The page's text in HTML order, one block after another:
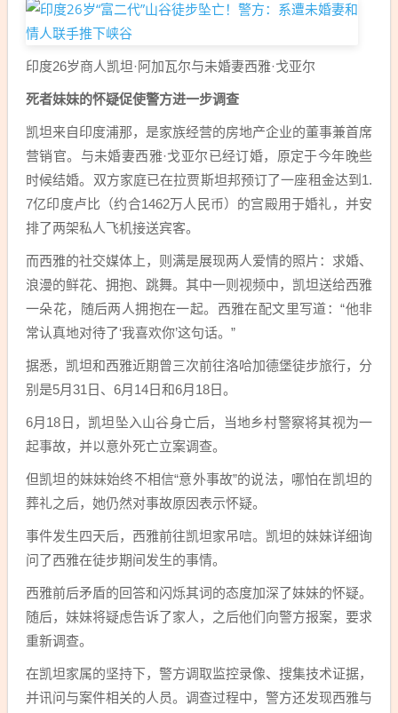
印度26岁商人凯坦·阿加瓦尔与未婚妻西雅·戈亚尔
死者妹妹的怀疑促使警方进一步调查
凯坦来自印度浦那，是家族经营的房地产企业的董事兼首席
营销官。与未婚妻西雅·戈亚尔已经订婚，原定于今年晚些
时候结婚。双方家庭已在拉贾斯坦邦预订了一座租金达到1.
7亿印度卢比（约合1462万人民币）的宫殿用于婚礼，并安
排了两架私人飞机接送宾客。
而西雅的社交媒体上，则满是展现两人爱情的照片：求婚、
浪漫的鲜花、拥抱、跳舞。其中一则视频中，凯坦送给西雅
一朵花，随后两人拥抱在一起。西雅在配文里写道：“他非
常认真地对待了‘我喜欢你’这句话。”
据悉，凯坦和西雅近期曾三次前往洛哈加德堡徒步旅行，分
别是5月31日、6月14日和6月18日。
6月18日，凯坦坠入山谷身亡后，当地乡村警察将其视为一
起事故，并以意外死亡立案调查。
但凯坦的妹妹始终不相信“意外事故”的说法，哪怕在凯坦的
葬礼之后，她仍然对事故原因表示怀疑。
事件发生四天后，西雅前往凯坦家吊唁。凯坦的妹妹详细询
问了西雅在徒步期间发生的事情。
西雅前后矛盾的回答和闪烁其词的态度加深了妹妹的怀疑。
随后，妹妹将疑虑告诉了家人，之后他们向警方报案，要求
重新调查。
在凯坦家属的坚持下，警方调取监控录像、搜集技术证据，
并讯问与案件相关的人员。调查过程中，警方还发现西雅与